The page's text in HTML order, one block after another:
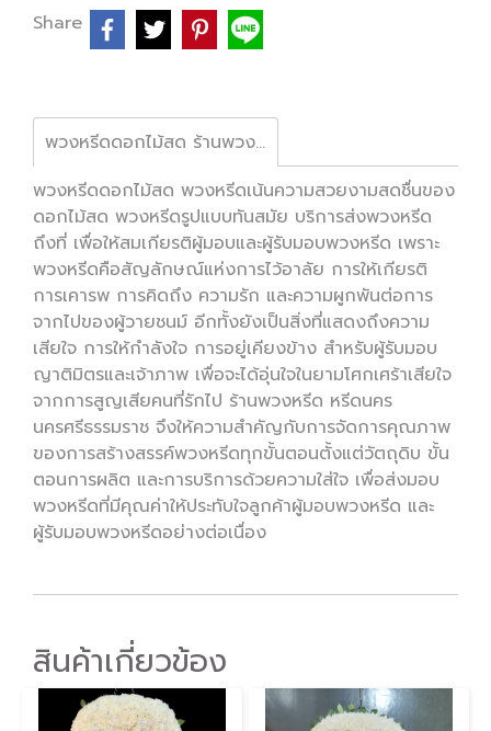
Share
พวงหรีดดอกไม้สด ร้านพวงหรีด หรีดนคร นครศรีธรรมราช
พวงหรีดดอกไม้สด พวงหรีดเน้นความสวยงามสดชื่นของ
ดอกไม้สด พวงหรีดรูปแบบทันสมัย บริการส่งพวงหรีด
ถึงที่ เพื่อให้สมเกียรติผู้มอบและผู้รับมอบพวงหรีด เพราะ
พวงหรีดคือสัญลักษณ์แห่งการไว้อาลัย การให้เกียรติ
การเคารพ การคิดถึง ความรัก และความผูกพันต่อการ
จากไปของผู้วายชนม์ อีกทั้งยังเป็นสิ่งที่แสดงถึงความ
เสียใจ การให้กำลังใจ การอยู่เคียงข้าง สำหรับผู้รับมอบ
ญาติมิตรและเจ้าภาพ เพื่อจะได้อุ่นใจในยามโศกเศร้าเสียใจ
จากการสูญเสียคนที่รักไป ร้านพวงหรีด หรีดนคร
นครศรีธรรมราช จึงให้ความสำคัญกับการจัดการคุณภาพ
ของการสร้างสรรค์พวงหรีดทุกขั้นตอนตั้งแต่วัตถุดิบ ขั้น
ตอนการผลิต และการบริการด้วยความใส่ใจ เพื่อส่งมอบ
พวงหรีดที่มีคุณค่าให้ประทับใจลูกค้าผู้มอบพวงหรีด และ
ผู้รับมอบพวงหรีดอย่างต่อเนื่อง
สินค้าเกี่ยวข้อง